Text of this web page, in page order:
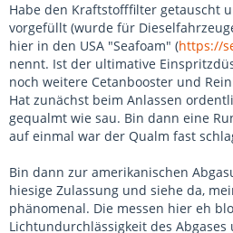
Habe den Kraftstofffilter getauscht
vorgefüllt (wurde für
hier in den USA "Seafoam" (https://
nennt. Ist der ultimative
noch weitere Cetanbooster und
Hat zunächst beim Anlassen
gequalmt wie sau. Bin dann eine
auf einmal war der Qualm fast
Bin dann zur amerikanischen
hiesige Zulassung und siehe da,
phänomenal. Die messen hier eh
Lichtundurchlässigkeit des